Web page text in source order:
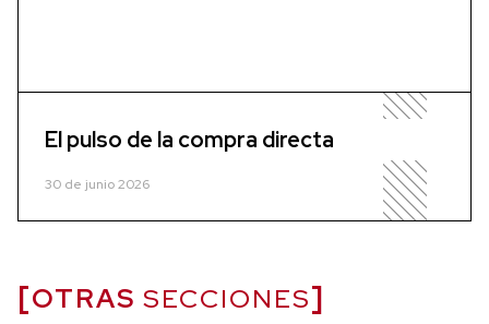
El pulso de la compra directa
30 de junio 2026
OTRAS SECCIONES